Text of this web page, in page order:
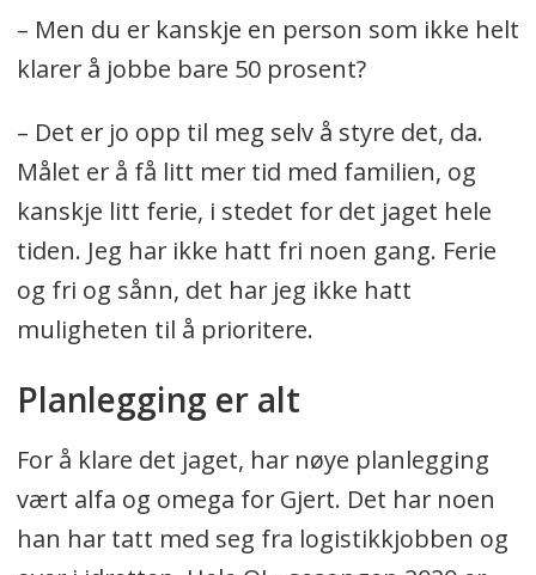
– Men du er kanskje en person som ikke helt
klarer å jobbe bare 50 prosent?
– Det er jo opp til meg selv å styre det, da.
Målet er å få litt mer tid med familien, og
kanskje litt ferie, i stedet for det jaget hele
tiden. Jeg har ikke hatt fri noen gang. Ferie
og fri og sånn, det har jeg ikke hatt
muligheten til å prioritere.
Planlegging er alt
For å klare det jaget, har nøye planlegging
vært alfa og omega for Gjert. Det har noen
han har tatt med seg fra logistikkjobben og